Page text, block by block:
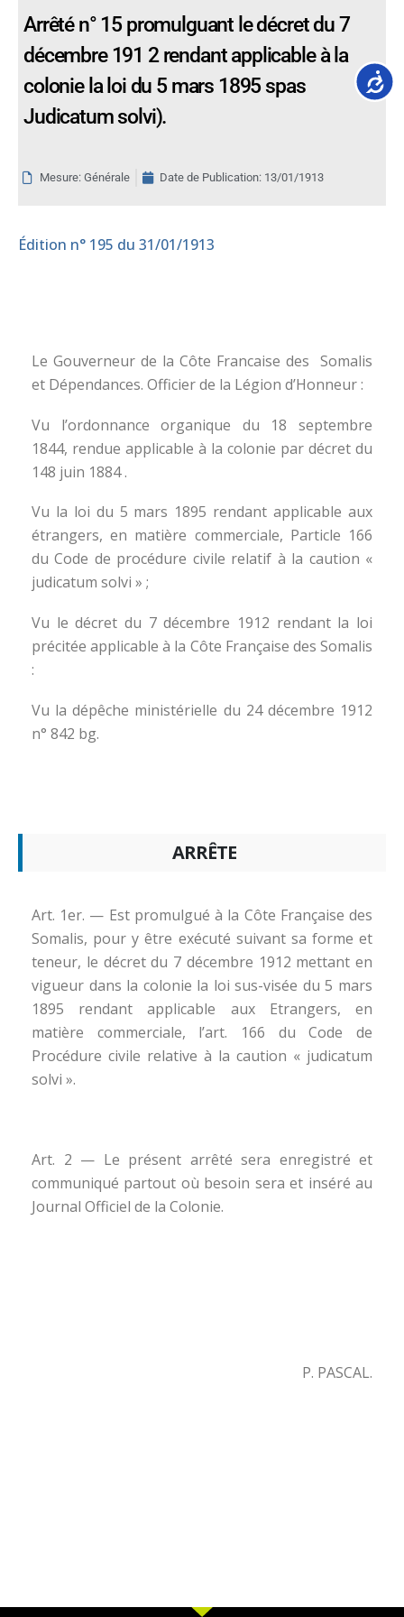
Arrêté n° 15 promulguant le décret du 7
décembre 191 2 rendant applicable à la
colonie la loi du 5 mars 1895 spas
Judicatum solvi).
Mesure: Générale Date de Publication: 13/01/1913
Édition n° 195 du 31/01/1913
Le Gouverneur de la Côte Francaise des Somalis
et Dépendances. Officier de la Légion d’Honneur :
Vu l’ordonnance organique du 18 septembre
1844, rendue applicable à la colonie par décret du
148 juin 1884 .
Vu la loi du 5 mars 1895 rendant applicable aux
étrangers, en matière commerciale, Particle 166
du Code de procédure civile relatif à la caution «
judicatum solvi » ;
Vu le décret du 7 décembre 1912 rendant la loi
précitée applicable à la Côte Française des Somalis
:
Vu la dépêche ministérielle du 24 décembre 1912
n° 842 bg.
ARRÊTE
Art. 1er. — Est promulgué à la Côte Française des
Somalis, pour y être exécuté suivant sa forme et
teneur, le décret du 7 décembre 1912 mettant en
vigueur dans la colonie la loi sus-visée du 5 mars
1895 rendant applicable aux Etrangers, en
matière commerciale, l’art. 166 du Code de
Procédure civile relative à la caution « judicatum
solvi ».
Art. 2 — Le présent arrêté sera enregistré et
communiqué partout où besoin sera et inséré au
Journal Officiel de la Colonie.
P. PASCAL.